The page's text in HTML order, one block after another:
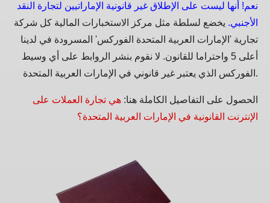
نعم! أنها ليست على الإطلاق غير قانونية الإماراتيين لتجارة النقد
الأجنبي. يخضع لسلطة مثل مركز الاستخبارات المالية كل شركة
تجارية 'الإمارات العربية المتحدة الفوركس' المسرودة في لدينا
أعلى 5 واحتراما للقانون. لا نقوم بنشر الروابط على أي وسيط
الفوركس الذي يعتبر غير قانوني في الإمارات العربية المتحدة.
الحصول على التفاصيل الكاملة هنا: هي تجارة العملات على
الإنترنت القانونية في الإمارات العربية المتحدة؟